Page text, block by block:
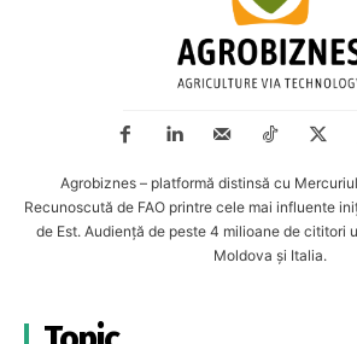
Agrobiznes – platformă distinsă cu
Recunoscută de FAO printre cele mai influente
de Est. Audiență de peste 4 milioane de cititori
Moldova și Italia.